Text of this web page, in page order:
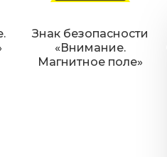
Знак безопасности
«Внимание.
Магнитное поле»